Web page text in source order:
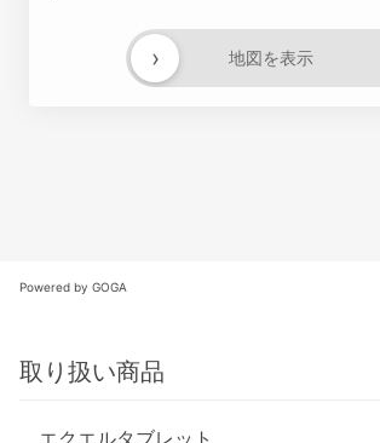
地図を表示
›
Powered by GOGA
取り扱い商品
エクエルタブレット